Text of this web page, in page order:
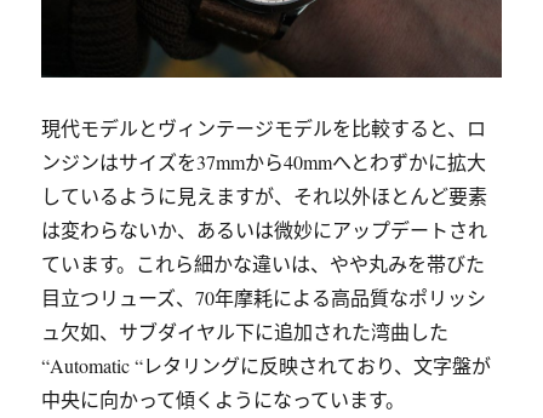
現代モデルとヴィンテージモデルを比較すると、ロ
ンジンはサイズを37mmから40mmへとわずかに拡大
しているように見えますが、それ以外ほとんど要素
は変わらないか、あるいは微妙にアップデートされ
ています。これら細かな違いは、やや丸みを帯びた
目立つリューズ、70年摩耗による高品質なポリッシ
ュ欠如、サブダイヤル下に追加された湾曲した
“Automatic “レタリングに反映されており、文字盤が
中央に向かって傾くようになっています。